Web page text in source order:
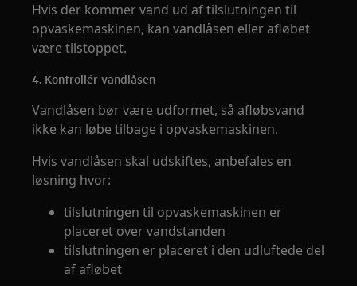
Hvis der kommer vand ud af tilslutningen til
opvaskemaskinen, kan vandlåsen eller afløbet
være tilstoppet.
4. Kontrollér vandlåsen
Vandlåsen bør være udformet, så afløbsvand
ikke kan løbe tilbage i opvaskemaskinen.
Hvis vandlåsen skal udskiftes, anbefales en
løsning hvor:
tilslutningen til opvaskemaskinen er
placeret over vandstanden
tilslutningen er placeret i den udluftede del
af afløbet